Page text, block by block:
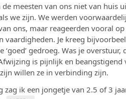
meesten van ons niet van huis
we zijn. We werden
ons, maar reageerden vooral
vaardigheden. Je kreeg
‘goed’ gedroeg. Was je
is pijnlijk en beangstigend
willen ze in verbinding zijn.
zag ik een jongetje van 2.5 of 3